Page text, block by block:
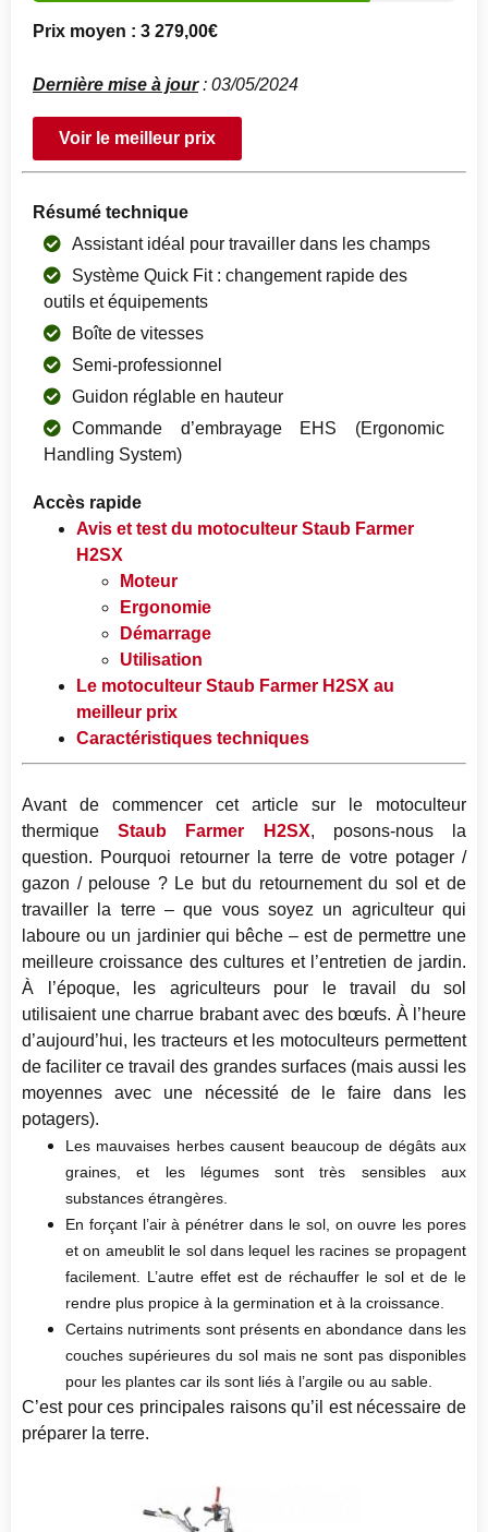
Prix moyen : 3 279,00€
Dernière mise à jour: 03/05/2024
Voir le meilleur prix
Résumé technique
Assistant idéal pour travailler dans les champs
Système Quick Fit : changement rapide des
outils et équipements
Boîte de vitesses
Semi-professionnel
Guidon réglable en hauteur
Commande d’embrayage EHS (Ergonomic
Handling System)
Accès rapide
Avis et test du motoculteur Staub Farmer
H2SX
Moteur
Ergonomie
Démarrage
Utilisation
Le motoculteur Staub Farmer H2SX au
meilleur prix
Caractéristiques techniques
Avant de commencer cet article sur le motoculteur
thermiqueStaub Farmer H2SX, posons-nous la
question. Pourquoi retourner la terre de votre potager /
gazon / pelouse ? Le but du retournement du sol et de
travailler la terre – que vous soyez un agriculteur qui
laboure ou un jardinier qui bêche – est de permettre une
meilleure croissance des cultures et l’entretien de jardin.
À l’époque, les agriculteurs pour le travail du sol
utilisaient une charrue brabant avec des bœufs. À l’heure
d’aujourd’hui, les tracteurs et les motoculteurs permettent
de faciliter ce travail des grandes surfaces (mais aussi les
moyennes avec une nécessité de le faire dans les
potagers).
Les mauvaises herbes causent beaucoup de dégâts aux
graines, et les légumes sont très sensibles aux
substances étrangères.
En forçant l’air à pénétrer dans le sol, on ouvre les pores
et on ameublit le sol dans lequel les racines se propagent
facilement. L’autre effet est de réchauffer le sol et de le
rendre plus propice à la germination et à la croissance.
Certains nutriments sont présents en abondance dans les
couches supérieures du sol mais ne sont pas disponibles
pour les plantes car ils sont liés à l’argile ou au sable.
C’est pour ces principales raisons qu’il est nécessaire de
préparer la terre.